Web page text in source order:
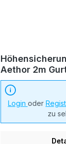
Aethor 2m
Karabiner, Nr.
Login oder
zu